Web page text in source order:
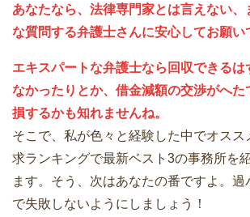
あなたなら、法律専門家とは言えない、
な質問する弁護士さんに安心してお願い
エキスパートな弁護士なら回収できるは
なかったりとか、借金減額の交渉がへた
損するかも知れませんね。
そこで、私が色々と経験した中でオスス
求ランキングで最新ベスト3の事務所を
ます。そう、次はあなたの番ですよ。
で失敗しないようにしましょう！